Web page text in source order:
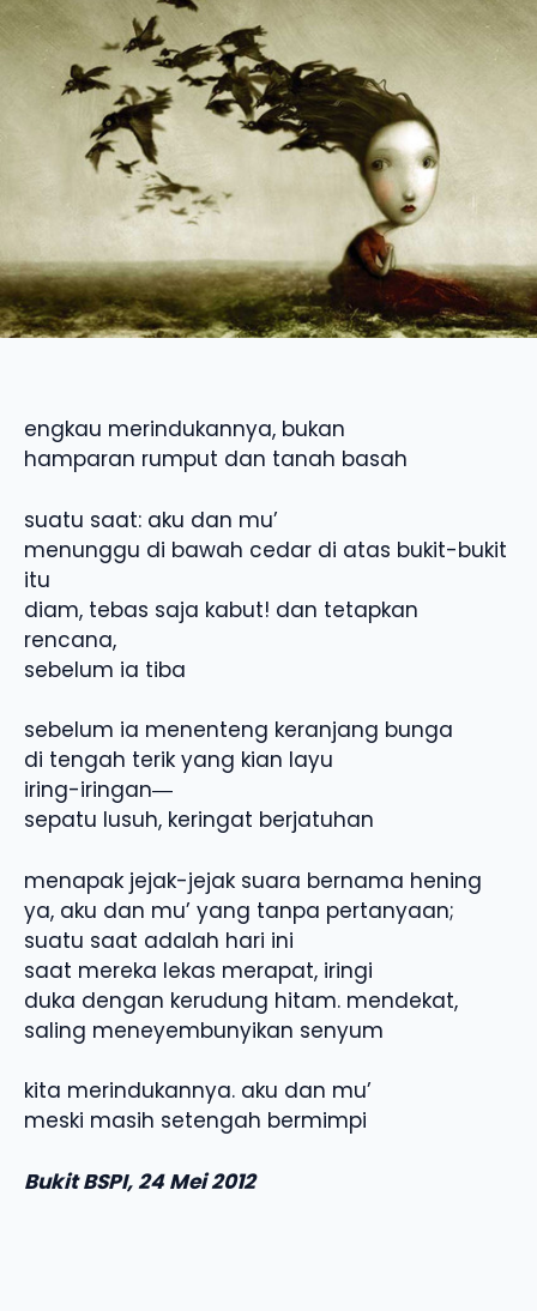
engkau merindukannya, bukan
hamparan rumput dan tanah basah
suatu saat: aku dan mu’
menunggu di bawah cedar di atas bukit-bukit
itu
diam, tebas saja kabut! dan tetapkan
rencana,
sebelum ia tiba
sebelum ia menenteng keranjang bunga
di tengah terik yang kian layu
iring-iringan―
sepatu lusuh, keringat berjatuhan
menapak jejak-jejak suara bernama hening
ya, aku dan mu’ yang tanpa pertanyaan;
suatu saat adalah hari ini
saat mereka lekas merapat, iringi
duka dengan kerudung hitam. mendekat,
saling meneyembunyikan senyum
kita merindukannya. aku dan mu’
meski masih setengah bermimpi
Bukit BSPI, 24 Mei 2012